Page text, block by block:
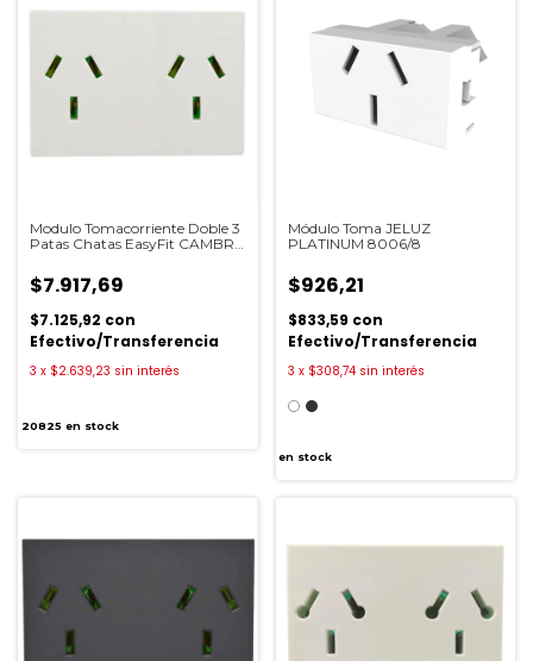
Modulo Tomacorriente Doble 3
Patas Chatas EasyFit CAMBRE
$7.917,69
$7.125,92 con
Efectivo/Transferencia
3 x $2.639,23 sin interés
20825 en stock
Módulo Toma JELUZ
PLATINUM 8006/8
$926,21
$833,59 con
Efectivo/Transferencia
3 x $308,74 sin interés
en stock